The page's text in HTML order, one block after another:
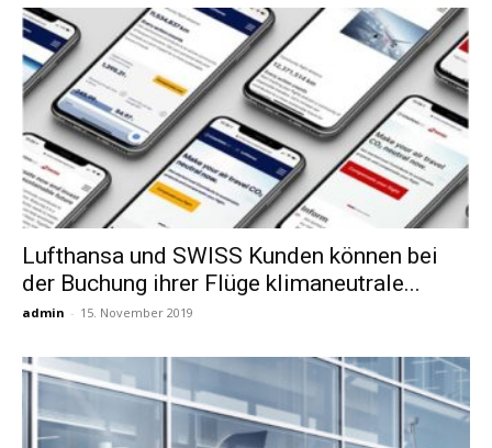
Lufthansa und SWISS Kunden können bei
der Buchung ihrer Flüge klimaneutrale...
admin - 15. November 2019